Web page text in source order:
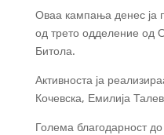
Оваа кампања денес ја
од трето одделение од
Битола.
Активноста ја
Кочевска, Емилија
Голема благодарност